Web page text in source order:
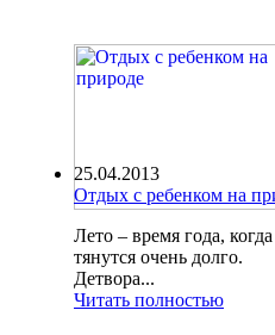
25.04.2013
Отдых с ребенком на
Лето – время года,
тянутся очень долго.
Детвора...
Читать полностью